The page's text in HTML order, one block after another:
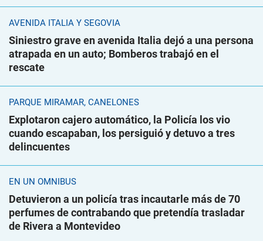
AVENIDA ITALIA Y SEGOVIA
Siniestro grave en avenida Italia dejó a una persona
atrapada en un auto; Bomberos trabajó en el
rescate
PARQUE MIRAMAR, CANELONES
Explotaron cajero automático, la Policía los vio
cuando escapaban, los persiguió y detuvo a tres
delincuentes
EN UN ÓMNIBUS
Detuvieron a un policía tras incautarle más de 70
perfumes de contrabando que pretendía trasladar
de Rivera a Montevideo